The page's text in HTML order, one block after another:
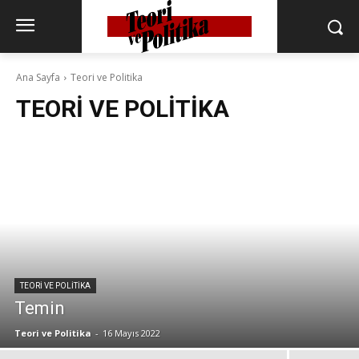
Ana Sayfa Teori ve Politika
TEORI VE POLITIKA
TEORI VE POLITIKA
Temin
Teori ve Politika - 16 Mayıs 2022